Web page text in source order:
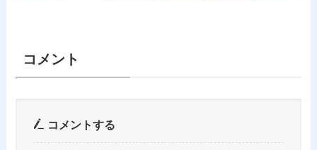
コメント
コメントする